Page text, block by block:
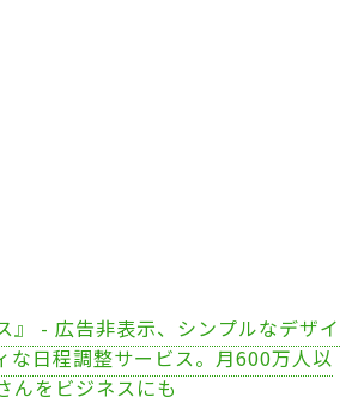
』 - 広告非表示、シンプルなデザイ
な日程調整サービス。月600万人以
んをビジネスにも